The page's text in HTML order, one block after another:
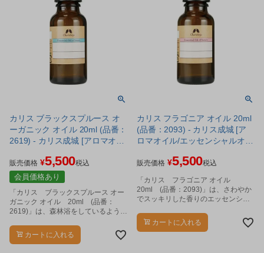
カリス ブラックスプルース オ
ーガニック オイル 20ml (品番：
2619) - カリス成城 [アロマオイ
販売価格 ¥5,500税込
会員価格あり
「カリス ブラックスプルース オー
ガニック オイル 20ml (品番：
2619)」は、森林浴をしているような
のエッセンシャルオイルです。
カートに入れる
カリス フラゴニア オイル 20ml
(品番：2093) - カリス成城 [ア
ロマオイル/エッセンシャルオイ
販売価格 ¥5,500税込
「カリス フラゴニア オイル
20ml (品番：2093)」は、さわやか
でスッキリした香りのエッセンシャ
カートに入れる